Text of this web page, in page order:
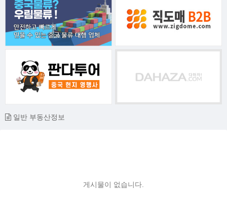
일반 부동산정보
게시물이 없습니다.